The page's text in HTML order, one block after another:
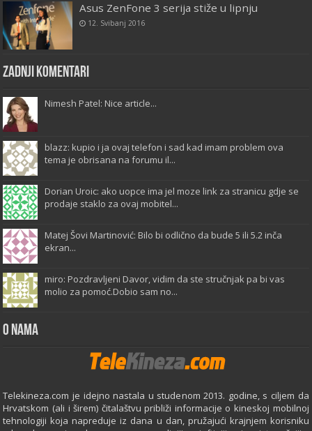
Asus ZenFone 3 serija stiže u lipnju
12. Svibanj 2016
Zadnji komentari
Nimesh Patel: Nice article...
blazz: kupio i ja ovaj telefon i sad kad imam problem ova
tema je obrisana na forumu il...
Dorian Uroic: ako uopce ima jel moze link za stranicu gdje se
prodaje staklo za ovaj mobitel...
Matej Šovi Martinović: Bilo bi odlično da bude 5 ili 5.2 inča
ekran...
miro: Pozdravljeni Davor, vidim da ste stručnjak pa bi vas
molio za pomoć.Dobio sam no...
O Nama
Telekineza.com je idejno nastala u studenom 2013. godine, s ciljem da
Hrvatskom (ali i širem) čitalaštvu približi informacije o kineskoj mobilnoj
tehnologiji koja napreduje iz dana u dan, pružajući krajnjem korisniku